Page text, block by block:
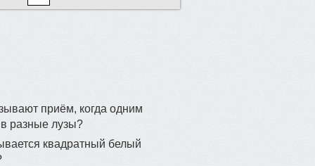
приём, когда одним
разные лузы?
квадратный белый